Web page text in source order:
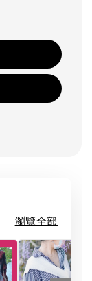
瀏覽全部